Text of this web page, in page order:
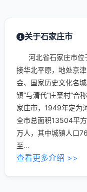
关于石家庄市
河北省石家庄市位
接华北平原，地处京
会、国家历史文化名
镇”与清代“庄窠村”合
家庄市，1949年定为
全市总面积13504平
万人，其中城镇人口
至...
查看更多介绍 >>